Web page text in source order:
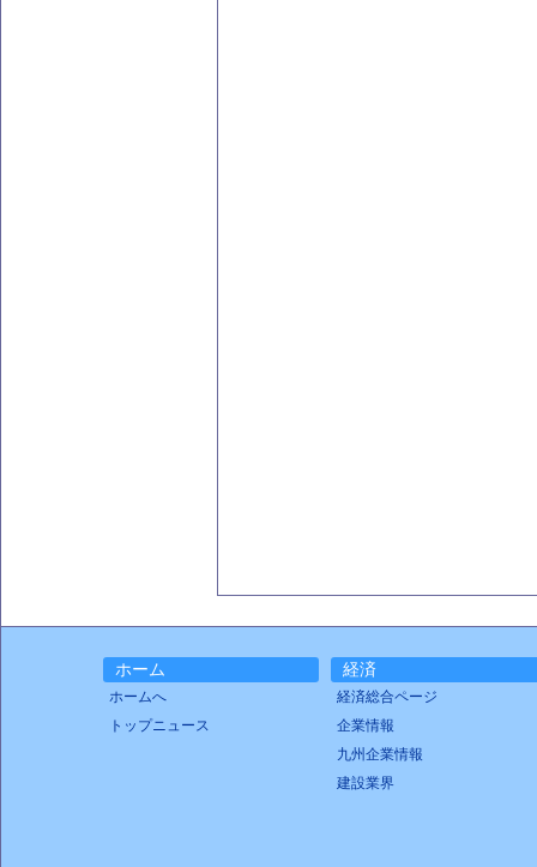
ホーム
ホームへ
トップニュース
経済
経済総合ページ
企業情報
九州企業情報
建設業界